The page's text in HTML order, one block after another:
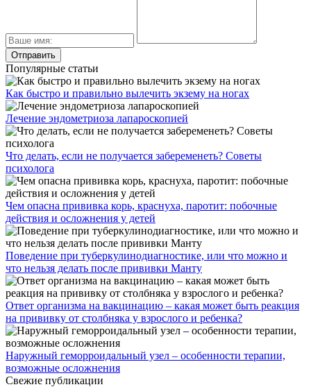
Популярные статьи
Как быстро и правильно вылечить экзему на ногах
Лечение эндометриоза лапароскопией
Что делать, если не получается забеременеть? Советы
психолога
Чем опасна прививка корь, краснуха, паротит: побочные
действия и осложнения у детей
Поведение при туберкулинодиагностике, или что можно и
что нельзя делать после прививки Манту
Ответ организма на вакцинацию – какая может быть реакция
на прививку от столбняка у взрослого и ребенка?
Наружный геморроидальный узел – особенности терапии,
возможные осложнения
Свежие публикации